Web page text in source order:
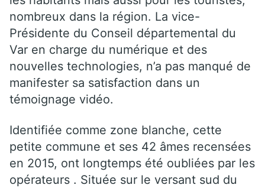
nombreux dans la région. La vice-
Présidente du Conseil départemental du
Var en charge du numérique et des
nouvelles technologies, n’a pas manqué de
manifester sa satisfaction dans un
témoignage vidéo.
Identifiée comme zone blanche, cette
petite commune et ses 42 âmes recensées
en 2015, ont longtemps été oubliées par les
opérateurs . Située sur le versant sud du